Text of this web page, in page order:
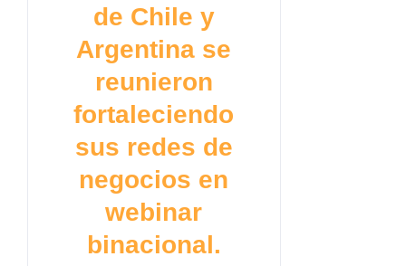
de Chile y
Argentina se
reunieron
fortaleciendo
sus redes de
negocios en
webinar
binacional.